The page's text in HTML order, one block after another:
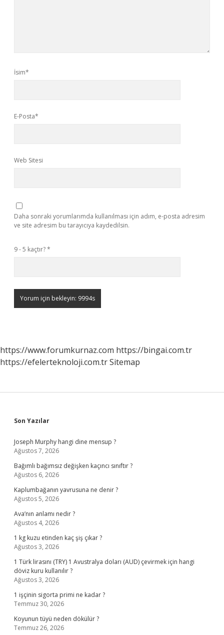
İsim*
E-Posta*
Web Sitesi
Daha sonraki yorumlarımda kullanılması için adım, e-posta adresim
ve site adresim bu tarayıcıya kaydedilsin.
9 - 5 kaçtır?*
https://www.forumkurnaz.com https://bingai.com.tr
https://efelerteknoloji.com.trSitemap
Sidebar
Son Yazılar
Joseph Murphy hangi dine mensup ?
Ağustos 7, 2026
Bağımlı bağımsız değişken kaçıncı sınıftır ?
Ağustos 6, 2026
Kaplumbağanın yavrusuna ne denir ?
Ağustos 5, 2026
Ava’nın anlamı nedir ?
Ağustos 4, 2026
1 kg kuzu etinden kaç şiş çıkar ?
Ağustos 3, 2026
1 Türk lirasını (TRY) 1 Avustralya doları (AUD) çevirmek için hangi
döviz kuru kullanılır ?
Ağustos 3, 2026
1 işçinin sigorta primi ne kadar ?
Temmuz 30, 2026
Koyunun tüyü neden dökülür ?
Temmuz 26, 2026